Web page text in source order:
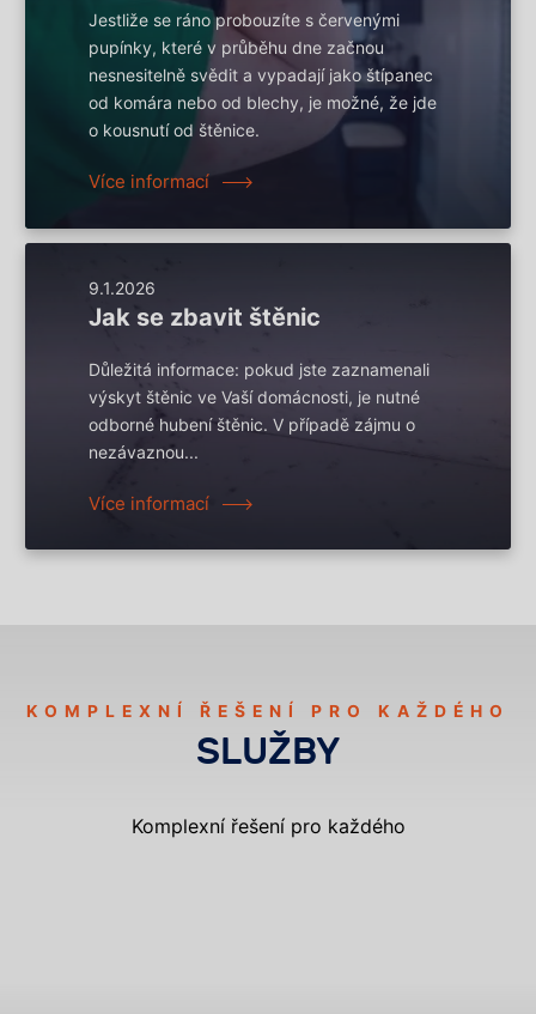
Jestliže se ráno probouzíte s červenými
pupínky, které v průběhu dne začnou
nesnesitelně svědit a vypadají jako štípanec
od komára nebo od blechy, je možné, že jde
o kousnutí od štěnice.
Více informací
9.1.2026
Jak se zbavit štěnic
Důležitá informace: pokud jste zaznamenali
výskyt štěnic ve Vaší domácnosti, je nutné
odborné hubení štěnic. V případě zájmu o
nezávaznou...
Více informací
KOMPLEXNÍ ŘEŠENÍ PRO KAŽDÉHO
SLUŽBY
Komplexní řešení pro každého